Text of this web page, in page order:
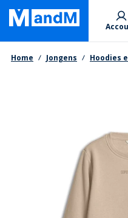
Skip
main
content
Primary
Kruimelpad
Home Jongens Hoodies